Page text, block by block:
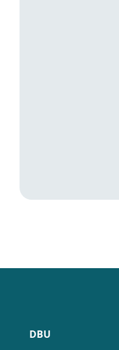
DBU